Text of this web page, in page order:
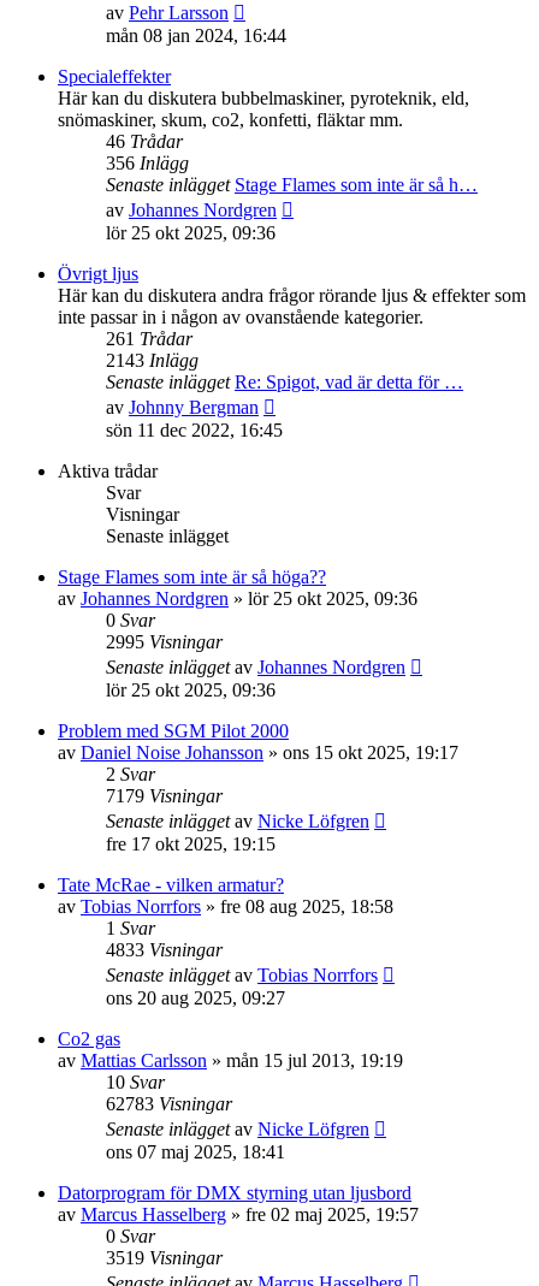
av Pehr Larsson
till
inlägget
mån 08 jan 2024, 16:44
Specialeffekter
Här kan du diskutera bubbelmaskiner, pyroteknik, eld,
snömaskiner, skum, co2, konfetti, fläktar mm.
46 Trådar
356 Inlägg
Senaste inlägget Stage Flames som inte är så h…
av Johannes Nordgren
inlägget
lör 25 okt 2025, 09:36
Övrigt ljus
Här kan du diskutera andra frågor rörande ljus & effekter som
inte passar in i någon av ovanstående kategorier.
261 Trådar
2143 Inlägg
Senaste inlägget Re: Spigot, vad är detta för …
av Johnny Bergman
till
sön 11 dec 2022, 16:45
Aktiva trådar
Svar
Visningar
Senaste inlägget
Stage Flames som inte är så höga??
av Johannes Nordgren » lör 25 okt 2025, 09:36
0 Svar
2995 Visningar
Senaste inläggetav Johannes Nordgren
lör 25 okt 2025, 09:36
Problem med SGM Pilot 2000
av Daniel Noise Johansson » ons 15 okt 2025, 19:17
2 Svar
7179 Visningar
Senaste inläggetav Nicke Löfgren
fre 17 okt 2025, 19:15
Tate McRae - vilken armatur?
av Tobias Norrfors » fre 08 aug 2025, 18:58
1 Svar
4833 Visningar
Senaste inläggetav Tobias Norrfors
ons 20 aug 2025, 09:27
Co2 gas
av Mattias Carlsson » mån 15 jul 2013, 19:19
10 Svar
62783 Visningar
Senaste inläggetav Nicke Löfgren
ons 07 maj 2025, 18:41
Datorprogram för DMX styrning utan ljusbord
av Marcus Hasselberg » fre 02 maj 2025, 19:57
0 Svar
3519 Visningar